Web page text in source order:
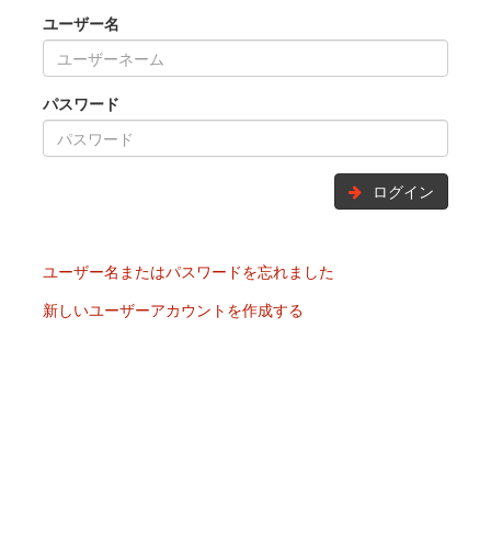
ユーザー名
パスワード
ログイン
ユーザー名またはパスワードを忘れました
新しいユーザーアカウントを作成する